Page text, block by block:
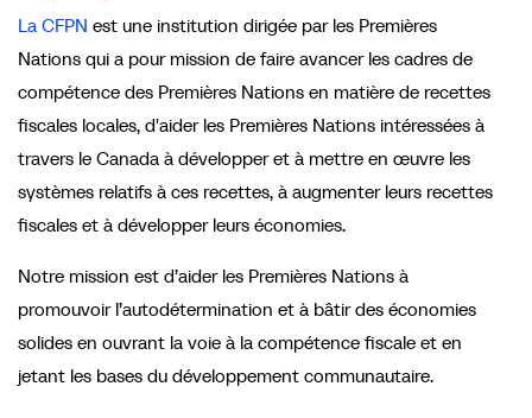
La CFPN est une institution dirigée par les Premières
Nations qui a pour mission de faire avancer les cadres de
compétence des Premières Nations en matière de recettes
fiscales locales, d'aider les Premières Nations intéressées à
travers le Canada à développer et à mettre en œuvre les
systèmes relatifs à ces recettes, à augmenter leurs recettes
fiscales et à développer leurs économies.
Notre mission est d’aider les Premières Nations à
promouvoir l’autodétermination et à bâtir des économies
solides en ouvrant la voie à la compétence fiscale et en
jetant les bases du développement communautaire.